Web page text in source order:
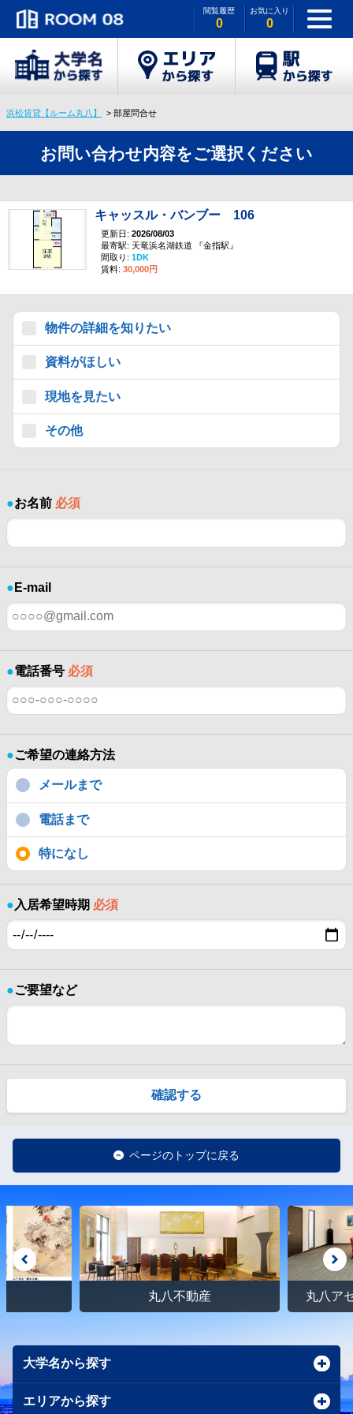
閲覧履歴
0
お気に入り
0
浜松賃貸【ルーム丸八】 部屋問合せ
お問い合わせ内容をご選択ください
キャッスル・バンブー 106
更新日: 2026/08/03
最寄駅: 天竜浜名湖鉄道 『金指駅』
間取り: 1DK
賃料: 30,000円
物件の詳細を知りたい
資料がほしい
現地を見たい
その他
●お名前 必須
● E-mail
●電話番号 必須
●ご希望の連絡方法
メールまで
電話まで
特になし
●入居希望時期 必須
●ご要望など
確認する
ページのトップに戻る
丸八不動産 丸八ア
大学名から探す
エリアから探す